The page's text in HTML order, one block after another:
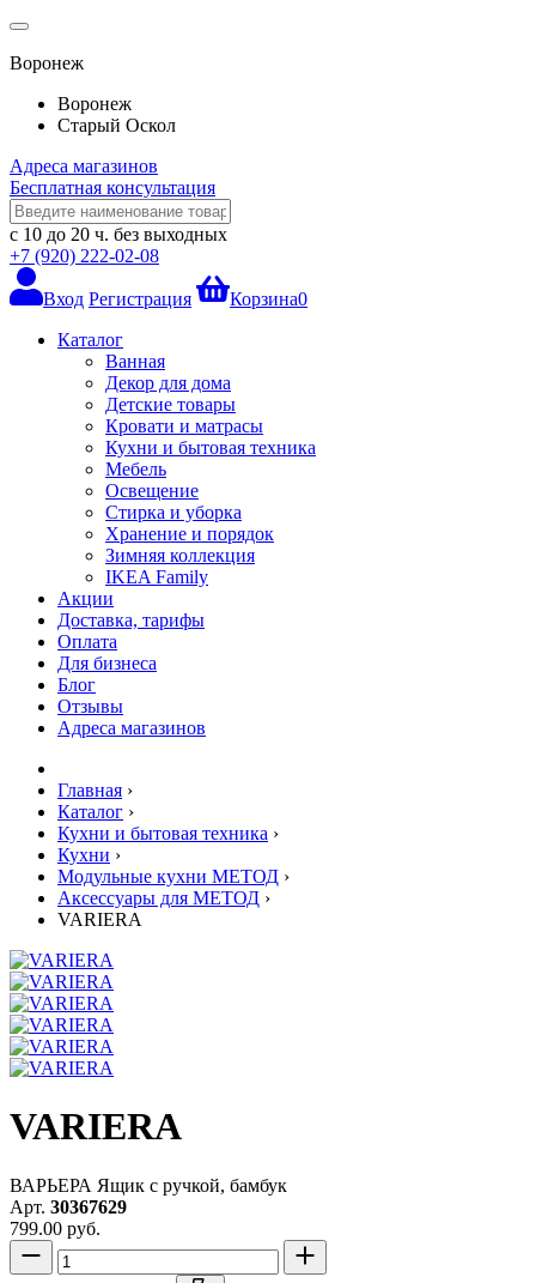
Воронеж
Воронеж
Старый Оскол
Адреса магазинов
Бесплатная консультация
с 10 до 20 ч. без выходных
+7 (920) 222-02-08
Вход Регистрация Корзина0
Каталог
Ванная
Декор для дома
Детские товары
Кровати и матрасы
Кухни и бытовая техника
Мебель
Освещение
Стирка и уборка
Хранение и порядок
Зимняя коллекция
IKEA Family
Акции
Доставка, тарифы
Оплата
Для бизнеса
Блог
Отзывы
Адреса магазинов
Главная ›
Каталог ›
Кухни и бытовая техника ›
Кухни ›
Модульные кухни МЕТОД ›
Аксессуары для МЕТОД ›
VARIERA
VARIERA
ВАРЬЕРА Ящик с ручкой, бамбук
Арт. 30367629
799.00 руб.